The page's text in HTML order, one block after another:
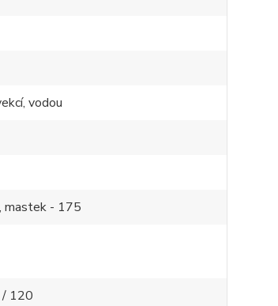
vodou
mastek - 175
120